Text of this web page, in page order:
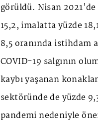
görüldü. Nisan 2021'de
15,2, imalatta yüzde
8,5 oranında istihdam
COVID-19 salgının
kaybı yaşanan
sektöründe de yüzde
pandemi nedeniyle